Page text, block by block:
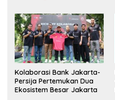
Kolaborasi Bank Jakarta-
Persija Pertemukan Dua
Ekosistem Besar Jakarta